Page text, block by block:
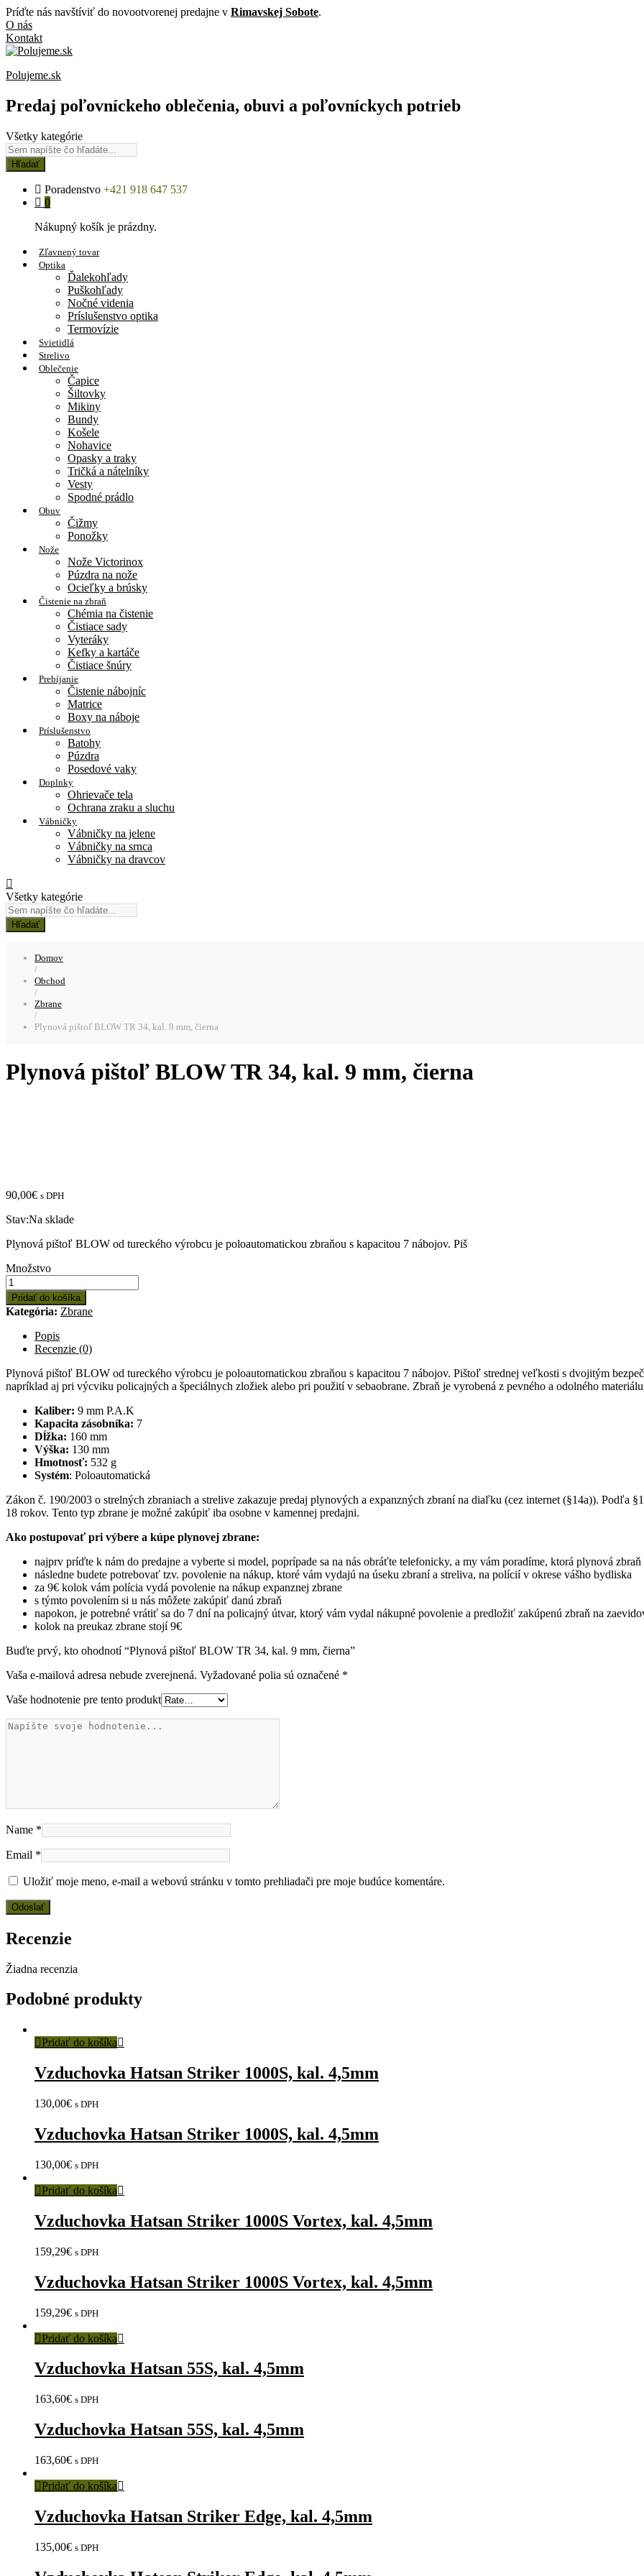
Príďte nás navštíviť do novootvorenej predajne v Rimavskej Sobote.
O nás
Kontakt
Polujeme.sk
Predaj poľovníckeho oblečenia, obuvi a poľovníckych potrieb
Všetky kategórie
Hľadať
Poradenstvo +421 918 647 537
0
Nákupný košík je prázdny.
Zľavnený tovar
Optika
Ďalekohľady
Puškohľady
Nočné videnia
Príslušenstvo optika
Termovízie
Svietidlá
Strelivo
Oblečenie
Čapice
Šiltovky
Mikiny
Bundy
Košele
Nohavice
Opasky a traky
Tričká a nátelníky
Vesty
Spodné prádlo
Obuv
Čižmy
Ponožky
Nože
Nože Victorinox
Púzdra na nože
Ocieľky a brúsky
Čistenie na zbraň
Chémia na čistenie
Čistiace sady
Vyteráky
Kefky a kartáče
Čistiace šnúry
Prebíjanie
Čistenie nábojníc
Matrice
Boxy na náboje
Príslušenstvo
Batohy
Púzdra
Posedové vaky
Doplnky
Ohrievače tela
Ochrana zraku a sluchu
Vábničky
Vábničky na jelene
Vábničky na srnca
Vábničky na dravcov
Všetky kategórie
Hľadať
Domov
/
Obchod
/
Zbrane
/
Plynová pištoľ BLOW TR 34, kal. 9 mm, čierna
Plynová pištoľ BLOW TR 34, kal. 9 mm, čierna
90,00€ s DPH
Stav:Na sklade
Plynová pištoľ BLOW od tureckého výrobcu je poloautomatickou zbraňou s kapacitou 7 nábojov. Piš
Množstvo:
Plynová
pištoľ
BLOW
TR
mm,
čierna
Množstvo
Pridať do košíka
Kategória: Zbrane
Popis
Recenzie (0)
Plynová pištoľ BLOW od tureckého výrobcu je poloautomatickou zbraňou s kapacitou 7 nábojov. Pištoľ strednej veľkosti s dvojitým
napríklad aj pri výcviku policajných a špeciálnych zložiek alebo pri použití v sebaobrane. Zbraň je vyrobená z pevného a odolného
Kaliber: 9 mm P.A.K
Kapacita zásobníka: 7
Dĺžka: 160 mm
Výška: 130 mm
Hmotnosť: 532 g
Systém: Poloautomatická
Zákon č. 190/2003 o strelných zbraniach a strelive zakazuje predaj plynových a expanzných zbraní na diaľku (cez internet (§14a)). Podľa
18 rokov. Tento typ zbrane je možné zakúpiť iba osobne v kamennej predajni.
Ako postupovať pri výbere a kúpe plynovej zbrane:
najprv príďte k nám do predajne a vyberte si model, poprípade sa na nás obráťte telefonicky, a my vám poradíme, ktorá plynová
následne budete potrebovať tzv. povolenie na nákup, ktoré vám vydajú na úseku zbraní a streliva, na polícií v okrese vášho bydliska
za 9€ kolok vám polícia vydá povolenie na nákup expanznej zbrane
s týmto povolením si u nás môžete zakúpiť danú zbraň
napokon, je potrebné vrátiť sa do 7 dní na policajný útvar, ktorý vám vydal nákupné povolenie a predložiť zakúpenú zbraň na
kolok na preukaz zbrane stojí 9€
Buďte prvý, kto ohodnotí “Plynová pištoľ BLOW TR 34, kal. 9 mm, čierna”
Vaša e-mailová adresa nebude zverejnená. Vyžadované polia sú označené *
Vaše hodnotenie pre tento produkt
Name *
Email *
Uložiť moje meno, e-mail a webovú stránku v tomto prehliadači pre moje budúce komentáre.
Recenzie
Žiadna recenzia
Podobné produkty
Pridať do košíka
Vzduchovka Hatsan Striker 1000S, kal. 4,5mm
130,00€ s DPH
Vzduchovka Hatsan Striker 1000S, kal. 4,5mm
130,00€ s DPH
Pridať do košíka
Vzduchovka Hatsan Striker 1000S Vortex, kal. 4,5mm
159,29€ s DPH
Vzduchovka Hatsan Striker 1000S Vortex, kal. 4,5mm
159,29€ s DPH
Pridať do košíka
Vzduchovka Hatsan 55S, kal. 4,5mm
163,60€ s DPH
Vzduchovka Hatsan 55S, kal. 4,5mm
163,60€ s DPH
Pridať do košíka
Vzduchovka Hatsan Striker Edge, kal. 4,5mm
135,00€ s DPH